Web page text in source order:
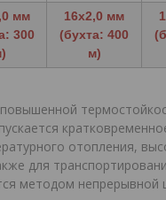
мм
300
16x2,0 мм
(бухта: 400
м)
отопления,
для
методом непрерывной